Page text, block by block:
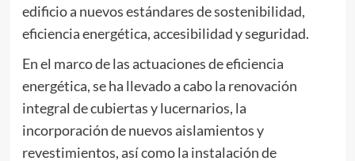
edificio a nuevos estándares de sostenibilidad,
eficiencia energética, accesibilidad y seguridad.
En el marco de las actuaciones de eficiencia
energética, se ha llevado a cabo la renovación
integral de cubiertas y lucernarios, la
incorporación de nuevos aislamientos y
revestimientos, así como la instalación de